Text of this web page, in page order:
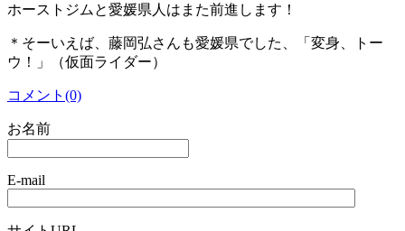
ホーストジムと愛媛県人はまた前進します！
＊そーいえば、藤岡弘さんも愛媛県でした、「変身、トー
ウ！」（仮面ライダー）
コメント(0)
お名前
E-mail